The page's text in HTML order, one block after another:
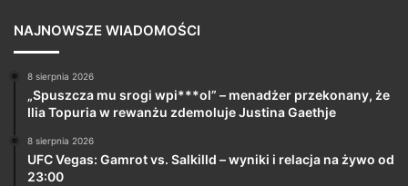
NAJNOWSZE WIADOMOŚCI
8 sierpnia 2026
„Spuszcza mu srogi wpi***ol” – menadżer przekonany, że
Ilia Topuria w rewanżu zdemoluje Justina Gaethje
8 sierpnia 2026
UFC Vegas: Gamrot vs. Salkilld – wyniki i relacja na żywo od
23:00